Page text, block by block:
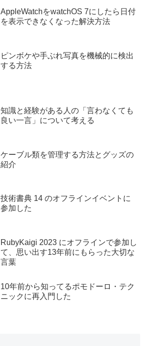
AppleWatchをwatchOS 7にしたら日付
を表示できなくなった解決方法
ピンボケや手ぶれ写真を機械的に検出
する方法
知識と経験がある人の「言わなくても
良い一言」について考える
ケーブル類を管理する方法とグッズの
紹介
技術書典 14 のオフラインイベントに
参加した
RubyKaigi 2023 にオフラインで参加し
て、思い出す13年前にもらった大切な
言葉
10年前から知ってるポモドーロ・テク
ニックに再入門した